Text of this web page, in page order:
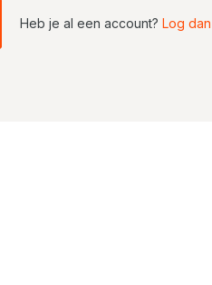
Heb je al een account? Log